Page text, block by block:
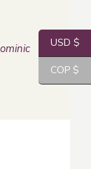
USD $
COP $